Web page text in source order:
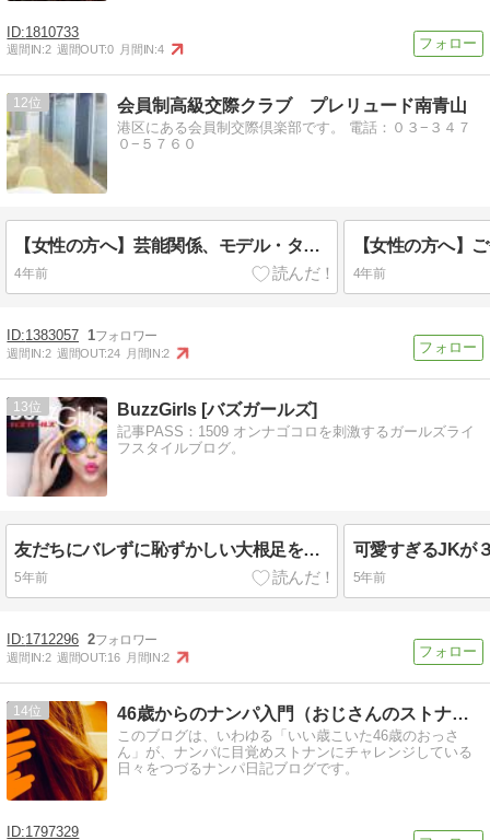
1810733
週間IN:2 週間OUT:0 月間IN:4
12 会員制高級交際クラブ プレリュード南青山
港区にある会員制交際倶楽部です。 電話：０３−３４７
０−５７６０
【女性の方へ】芸能関係、モデル・タレント・アイドルの方もお気軽にご相談くださいませ。秘密厳守。青山一丁目駅出口から徒歩２分。登録・撮影・相談全て無料。
4年前 4年前
1383057 1
週間IN:2 週間OUT:24 月間IN:2
13 BuzzGirls [バズガールズ]
記事PASS：1509 オンナゴコロを刺激するガールズライ
フスタイルブログ。
友だちにバレずに恥ずかしい大根足を解消する方法がスゴすぎるｗｗ
5年前 5年前
1712296 2
週間IN:2 週間OUT:16 月間IN:2
14 46歳からのナンパ入門（おじさんのストナン実践日記ブログ）
このブログは、いわゆる「いい歳こいた46歳のおっさ
ん」が、ナンパに目覚めストナンにチャレンジしている
日々をつづるナンパ日記ブログです。
1797329